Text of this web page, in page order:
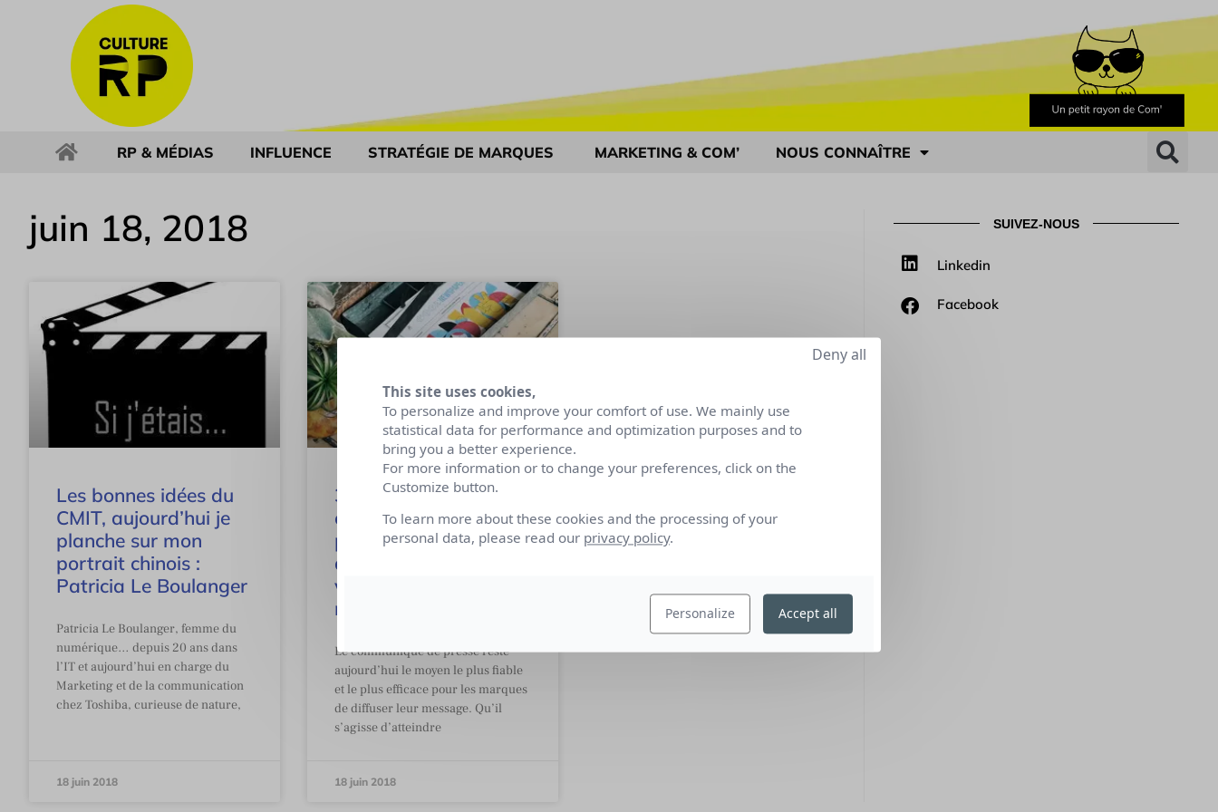
RP & MÉDIAS INFLUENCE STRATÉGIE DE MARQUES MARKETING & COM’ NOUS CONNAÎTRE
juin 18, 2018
Les bonnes idées du
CMIT, aujourd’hui je
planche sur mon
portrait chinois :
Patricia Le Boulanger
Patricia Le Boulanger, femme du
numérique… depuis 20 ans dans
l’IT et aujourd’hui en charge du
Marketing et de la communication
chez Toshiba, curieuse de nature,
18 juin 2018
3 modèles de
communiqués de
presse pour
dynamiser vos RP et
votre content
marketing
Le communiqué de presse reste
aujourd’hui le moyen le plus fiable
et le plus efficace pour les marques
de diffuser leur message. Qu’il
s’agisse d’atteindre
18 juin 2018
SUIVEZ-NOUS
Linkedin
Facebook
This site uses cookies,
To personalize and improve your comfort of use. We mainly use
statistical data for performance and optimization purposes and to
bring you a better experience.
For more information or to change your preferences, click on the
Customize button.
To learn more about these cookies and the processing of your
personal data, please read our privacy policy.
Personalize
Deny all
Accept all